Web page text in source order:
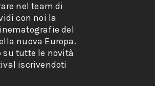
nel team di
con noi la
del
nuova Europa.
su tutte le novità
iscrivendoti